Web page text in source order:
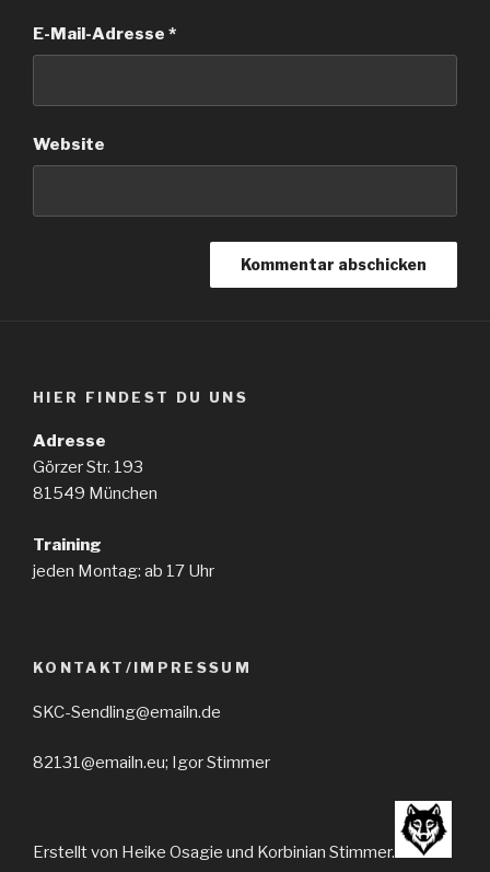
E-Mail-Adresse *
Website
HIER FINDEST DU UNS
Adresse
Görzer Str. 193
81549 München
Training
jeden Montag: ab 17 Uhr
KONTAKT/IMPRESSUM
SKC-Sendling@emailn.de
82131@emailn.eu; Igor Stimmer
Erstellt von Heike Osagie und Korbinian Stimmer.